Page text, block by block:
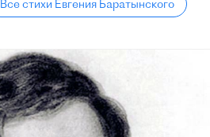
Все стихи Евгения Баратынского